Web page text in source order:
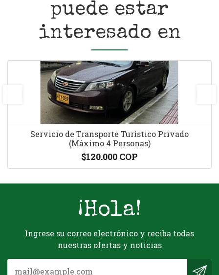
puede estar
interesado en
Servicio de Transporte Turístico Privado
(Máximo 4 Personas)
$120.000 COP
¡Hola!
Ingrese su correo electrónico y reciba todas
nuestras ofertas y noticias